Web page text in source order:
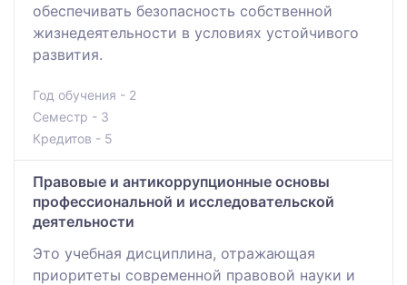
обеспечивать безопасность собственной
жизнедеятельности в условиях устойчивого
развития.
Год обучения - 2
Семестр - 3
Кредитов - 5
Правовые и антикоррупционные основы
профессиональной и исследовательской
деятельности
Это учебная дисциплина, отражающая
приоритеты современной правовой науки и